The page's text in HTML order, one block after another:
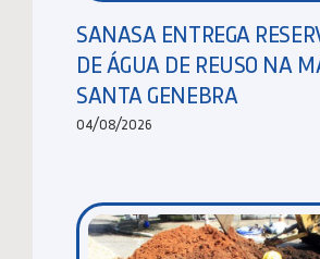
SANASA ENTREGA
DE ÁGUA DE REUSO NA
SANTA GENEBRA
04/08/2026